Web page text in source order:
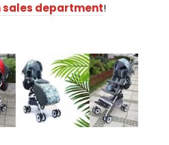
sales department!